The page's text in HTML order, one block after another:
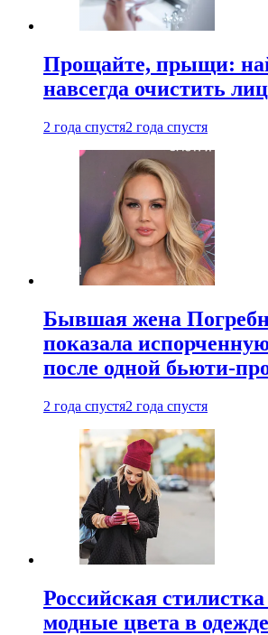
Прощайте, прыщи:
навсегда очистить
2 года спустя2 года спустя
Бывшая жена
показала
после одной бьюти-
2 года спустя2 года спустя
Российская
модные цвета в